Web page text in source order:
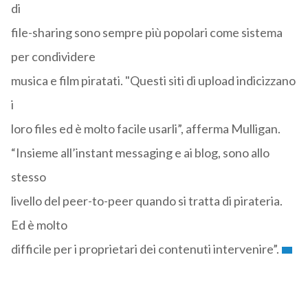
di
file-sharing sono sempre più popolari come sistema
per condividere
musica e film piratati. "Questi siti di upload indicizzano
i
loro files ed è molto facile usarli”, afferma Mulligan.
“Insieme all’instant messaging e ai blog, sono allo
stesso
livello del peer-to-peer quando si tratta di pirateria.
Ed è molto
difficile per i proprietari dei contenuti intervenire”.